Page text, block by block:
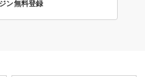
ン無料登録